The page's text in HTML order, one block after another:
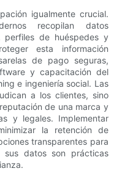
igualmente crucial.
recopilan datos
perfiles de huéspedes y
esta información
de pago seguras,
y capacitación del
e ingeniería social. Las
a los clientes, sino
de una marca y
y legales. Implementar
la retención de
transparentes para
datos son prácticas